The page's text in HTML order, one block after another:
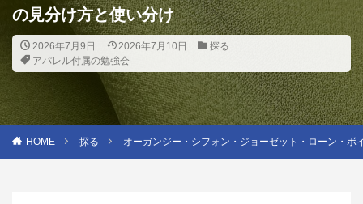
の見分け方と使い分け
2026年7月9日 2026年7月10日
探る
アパレル付属の勉強会
HOME 探る オーガンジー・シフォン・ジョーゼット・ローン・